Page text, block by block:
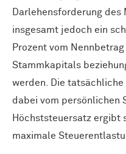
Darlehensforderung
insgesamt jedoch ein
Prozent vom
Stammkapitals
werden. Die
dabei vom persönlichen
Höchststeuersatz ergibt
maximale